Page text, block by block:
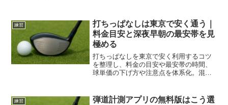
練習
打ちっぱなしは東京で安く通う｜
料金目安と深夜早朝の最安帯を見
極める
打ちっぱなしを東京で安く利用するコツ
を整理し、料金の目安や最安帯の時間、
球単価の下げ方や注意点を体系化。混雑
練習
弾道計測アプリの無料版はこう選